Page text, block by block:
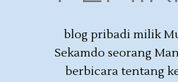
blog pribadi milik
Sekamdo seorang
berbicara tentang